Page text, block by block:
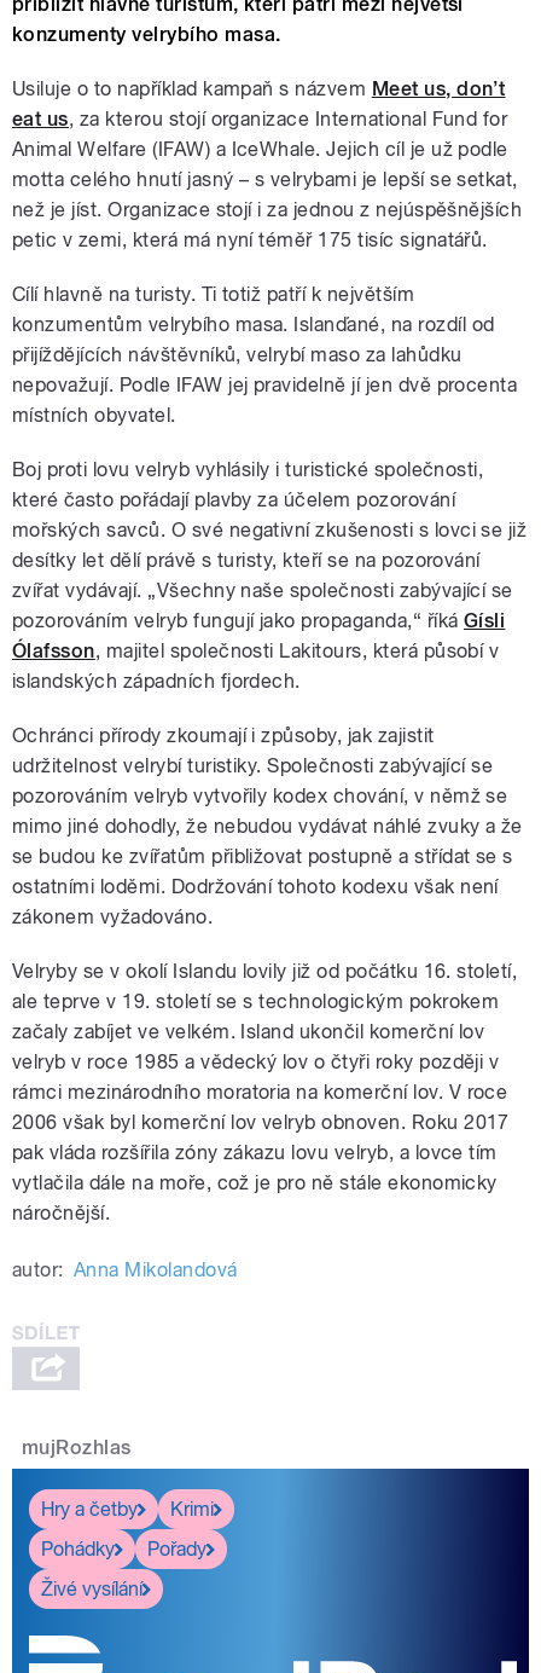
konzumenty velrybího masa.
Usiluje o to například kampaň s názvem Meet us, don’t
eat us, za kterou stojí organizace International Fund for
Animal Welfare (IFAW) a IceWhale. Jejich cíl je už podle
motta celého hnutí jasný – s velrybami je lepší se setkat,
než je jíst. Organizace stojí i za jednou z nejúspěšnějších
petic v zemi, která má nyní téměř 175 tisíc signatářů.
Cílí hlavně na turisty. Ti totiž patří k největším
konzumentům velrybího masa. Islanďané, na rozdíl od
přijíždějících návštěvníků, velrybí maso za lahůdku
nepovažují. Podle IFAW jej pravidelně jí jen dvě procenta
místních obyvatel.
Boj proti lovu velryb vyhlásily i turistické společnosti,
které často pořádají plavby za účelem pozorování
mořských savců. O své negativní zkušenosti s lovci se již
desítky let dělí právě s turisty, kteří se na pozorování
zvířat vydávají. „Všechny naše společnosti zabývající se
pozorováním velryb fungují jako propaganda,“ říkáGísli
Ólafsson, majitel společnosti Lakitours, která působí v
islandských západních fjordech.
Ochránci přírody zkoumají i způsoby, jak zajistit
udržitelnost velrybí turistiky. Společnosti zabývající se
pozorováním velryb vytvořily kodex chování, v němž se
mimo jiné dohodly, že nebudou vydávat náhlé zvuky a že
se budou ke zvířatům přibližovat postupně a střídat se s
ostatními loděmi. Dodržování tohoto kodexu však není
zákonem vyžadováno.
Velryby se v okolí Islandu lovily již od počátku 16. století,
ale teprve v 19. století se s technologickým pokrokem
začaly zabíjet ve velkém. Island ukončil komerční lov
velryb v roce 1985 a vědecký lov o čtyři roky později v
rámci mezinárodního moratoria na komerční lov. V roce
2006 však byl komerční lov velryb obnoven. Roku 2017
pak vláda rozšířila zóny zákazu lovu velryb, a lovce tím
vytlačila dále na moře, což je pro ně stále ekonomicky
náročnější.
autor: Anna Mikolandová
mujRozhlas
Hry a četby
Krimi
Pohádky
Pořady
Živé vysílání